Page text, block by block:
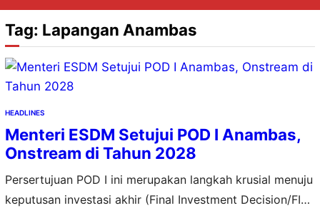
Tag: Lapangan Anambas
HEADLINES
Menteri ESDM Setujui POD I Anambas,
Onstream di Tahun 2028
Persertujuan POD I ini merupakan langkah krusial menuju
keputusan investasi akhir (Final Investment Decision/FID)